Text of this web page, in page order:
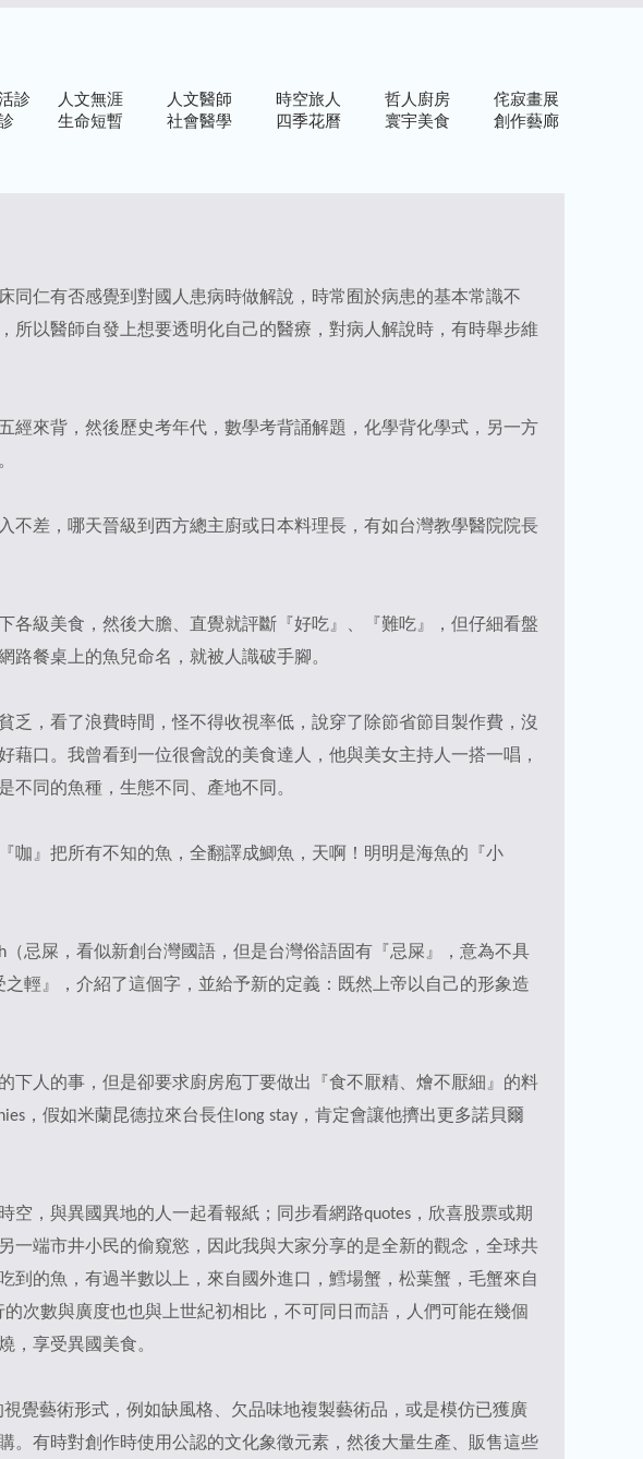
診
人文無涯
生命短暫
人文醫師
社會醫學
時空旅人
四季花曆
哲人廚房
寰宇美食
侘寂畫展
創作藝廊
同仁有否感覺到對國人患病時做解說，時常囿於病患的基本常識不
所以醫師自發上想要透明化自己的醫療，對病人解說時，有時舉步維
來背，然後歷史考年代，數學考背誦解題，化學背化學式，另一方
差，哪天晉級到西方總主廚或日本料理長，有如台灣教學醫院院長
級美食，然後大膽、直覺就評斷『好吃』、『難吃』，但仔細看盤
餐桌上的魚兒命名，就被人識破手腳。
，看了浪費時間，怪不得收視率低，說穿了除節省節目製作費，沒
口。我曾看到一位很會說的美食達人，他與美女主持人一搭一唱，
同的魚種，生態不同、產地不同。
咖』把所有不知的魚，全翻譯成鯽魚，天啊！明明是海魚的『小
忌屎，看似新創台灣國語，但是台灣俗語固有『忌屎』，意為不具
輕』，介紹了這個字，並給予新的定義：既然上帝以自己的形象造
人的事，但是卻要求廚房庖丁要做出『食不厭精、燴不厭細』的料
，假如米蘭昆德拉來台長住long stay，肯定會讓他擠出更多諾貝爾
，與異國異地的人一起看報紙；同步看網路quotes，欣喜股票或期
端市井小民的偷窺慾，因此我與大家分享的是全新的觀念，全球共
的魚，有過半數以上，來自國外進口，鱈場蟹，松葉蟹，毛蟹來自
次數與廣度也也與上世紀初相比，不可同日而語，人們可能在幾個
，享受異國美食。
覺藝術形式，例如缺風格、欠品味地複製藝術品，或是模仿已獲廣
有時對創作時使用公認的文化象徵元素，然後大量生產、販售這些